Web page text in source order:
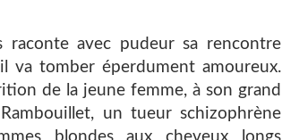
raconte avec pudeur sa rencontre
va tomber éperdument amoureux.
de la jeune femme, à son grand
un tueur schizophrène